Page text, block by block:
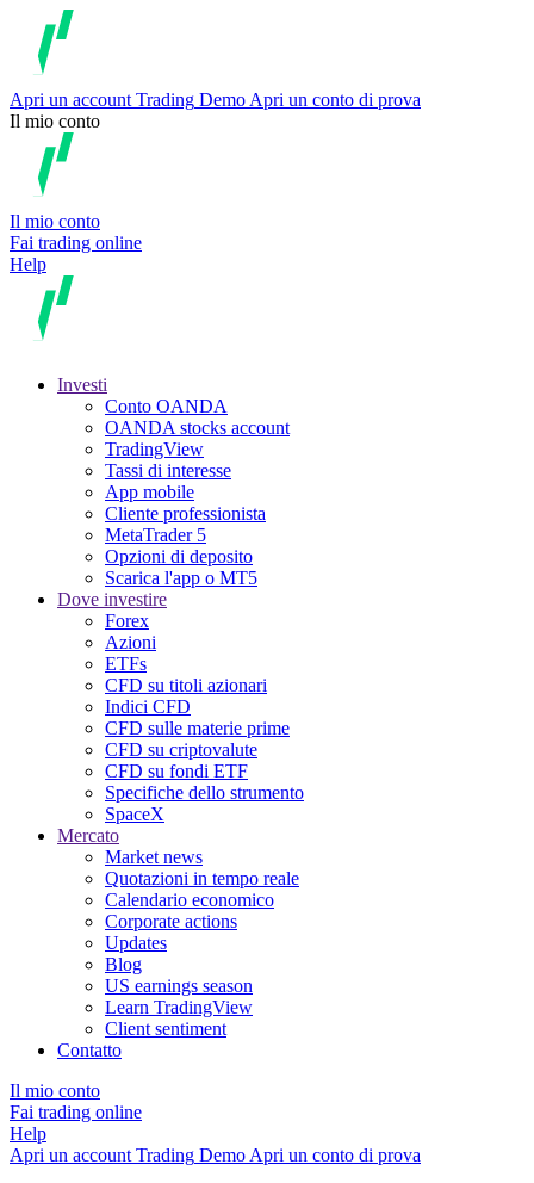
Apri un account Trading Demo Apri un conto di prova
Il mio conto
Il mio conto
Fai trading online
Help
Investi
Conto OANDA
OANDA stocks account
TradingView
Tassi di interesse
App mobile
Cliente professionista
MetaTrader 5
Opzioni di deposito
Scarica l'app o MT5
Dove investire
Forex
Azioni
ETFs
CFD su titoli azionari
Indici CFD
CFD sulle materie prime
CFD su criptovalute
CFD su fondi ETF
Specifiche dello strumento
SpaceX
Mercato
Market news
Quotazioni in tempo reale
Calendario economico
Corporate actions
Updates
Blog
US earnings season
Learn TradingView
Client sentiment
Contatto
Il mio conto
Fai trading online
Help
Apri un account Trading Demo Apri un conto di prova